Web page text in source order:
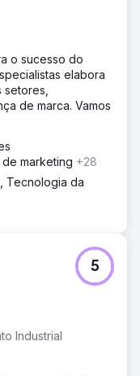
o sucesso do
elabora
de marca. Vamos
marketing +28
Tecnologia da
Industrial
5